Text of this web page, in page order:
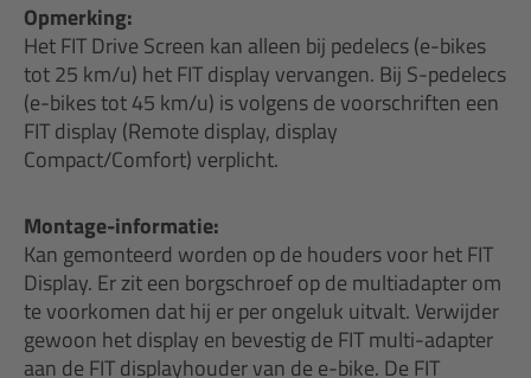
Opmerking:
Het FIT Drive Screen kan alleen bij pedelecs (e-bikes
tot 25 km/u) het FIT display vervangen. Bij S-pedelecs
(e-bikes tot 45 km/u) is volgens de voorschriften een
FIT display (Remote display, display
Compact/Comfort) verplicht.
Montage-informatie:
Kan gemonteerd worden op de houders voor het FIT
Display. Er zit een borgschroef op de multiadapter om
te voorkomen dat hij er per ongeluk uitvalt. Verwijder
gewoon het display en bevestig de FIT multi-adapter
aan de FIT displayhouder van de e-bike. De FIT